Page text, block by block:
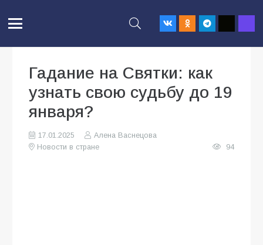
Гадание на Святки: как
узнать свою судьбу до 19
января?
17.01.2025
Алена Васнецова
Новости в стране
94